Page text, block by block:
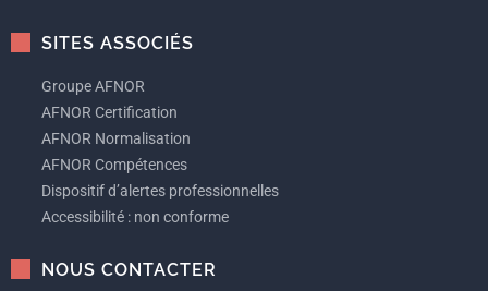
SITES ASSOCIÉS
Groupe AFNOR
AFNOR Certification
AFNOR Normalisation
AFNOR Compétences
Dispositif d’alertes professionnelles
Accessibilité : non conforme
NOUS CONTACTER